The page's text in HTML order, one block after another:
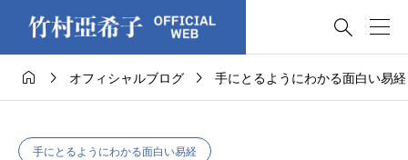

  オフィシャルブログ  手にとるようにわかる面白い易経
手にとるようにわかる面白い易経